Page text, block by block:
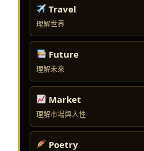
Travel
理解世界
Future
理解未來
Market
理解市場與人性
Poetry